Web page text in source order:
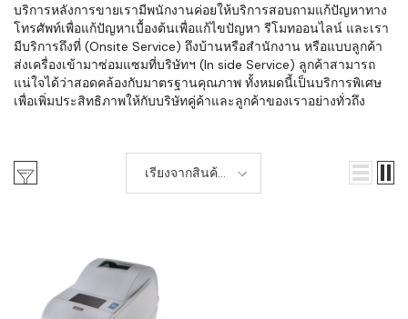
บริการหลังการขายเรามีพนักงานค่อยให้บริการสอบถามแก้ปัญหาทาง
โทรศัพท์เพื่อแก้ปัญหาเบื้องต้นเพื่อแก้ไขปัญหา รีโมทออนไลน์ และเรา
มีบริการถึงที่ (Onsite Service) ถึงบ้านหรือสำนักงาน หรือแบบลูกค้า
ส่งเครื่องเข้ามาซ่อมแซมที่บริษัทฯ (In side Service) ลูกค้าสามารถ
แน่ใจได้ว่าสอดคล้องกับมาตรฐานคุณภาพ ทั้งหมดนี้เป็นบริการพิเศษ
เพื่อเพิ่มประสิทธิภาพให้กับบริษัทคู่ค้าและลูกค้าของเราอย่างทั่วถึง
เรียงจากสินค้า
ใหม่-เก่า